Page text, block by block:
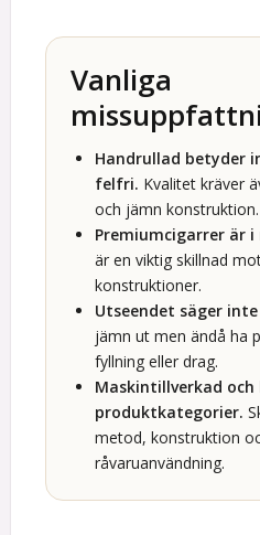
Vanliga
Handrullad betyder
felfri. Kvalitet kräver
och jämn konstruktion.
Premiumcigarrer är
är en viktig skillnad
konstruktioner.
Utseendet säger
jämn ut men ändå ha
fyllning eller drag.
Maskintillverkad
produktkategorier.
metod, konstruktion
råvaruanvändning.